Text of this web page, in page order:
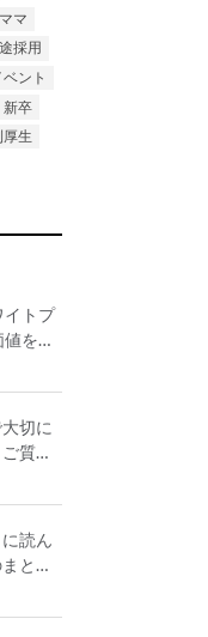
マ
採用
ント
新卒
生
イトプ
を世
切に
質問
読ん
とめ